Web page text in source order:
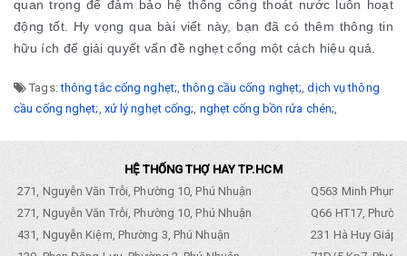
quan trọng để đảm bảo hệ thống cống thoát nước luôn hoạt
động tốt. Hy vọng qua bài viết này, bạn đã có thêm thông tin
hữu ích để giải quyết vấn đề nghẹt cống một cách hiệu quả.
Tags:thông tắc cống nghẹt;,thông cầu cống nghẹt;,dịch vụ thông
cầu cống nghẹt;, xử lý nghẹt cống;, nghẹt cống bồn rửa chén;,
HỆ THỐNG THỢ HAY TP.HCM
271, Nguyễn Văn Trỗi, Phường 10, Phú Nhuận
Q563 Minh
271, Nguyễn Văn Trỗi, Phường 10, Phú Nhuận
Q66 HT17,
431, Nguyễn Kiệm, Phường 3, Phú Nhuận
231 Hà Huy Giáp,